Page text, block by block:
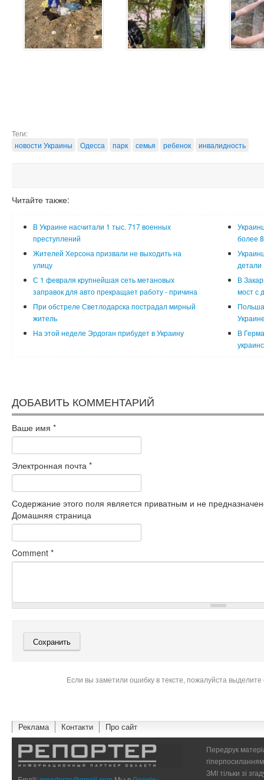
Теги:
новости Украины
Одесса парк семья ребенок инвалидность
Читайте также:
В Украине насчитали 1 тыс. 717 военных
преступлений
более
Жителей Херсона призвали не выходить на
улицу
детали
С 1 февраля крупнейшая сеть метановых
заправок для авто прекращает работу - причина
В
мост с
При обстреле Светлодарска пострадал мирный
житель
На этой неделе Эрдоган прибудет в Украину
В
ДОБАВИТЬ КОММЕНТАРИЙ
Ваше имя *
Электронная почта *
Содержание этого поля является приватным и не
Домашняя страница
Comment *
Если вы заметили ошибку в тексте, пожалуйста
Реклама Контакти Про сайт
Передрук
ЗМІ тільки зі